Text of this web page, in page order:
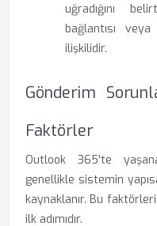
uğradığını
bağlantısı
ilişkilidir.
Gönderim
Faktörler
Outlook 365'te
genellikle sistemin
kaynaklanır. Bu
ilk adımıdır.